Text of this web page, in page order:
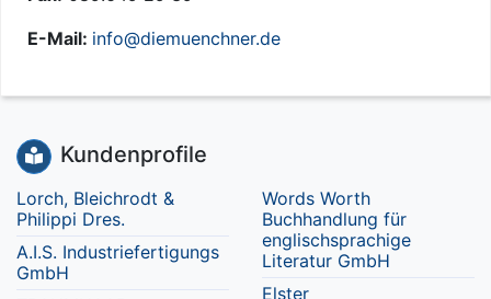
E-Mail: info@diemuenchner.de
Kundenprofile
Lorch, Bleichrodt &
Philippi Dres.
A.I.S. Industriefertigungs
GmbH
Words Worth
Buchhandlung für
englischsprachige
Literatur GmbH
Elster